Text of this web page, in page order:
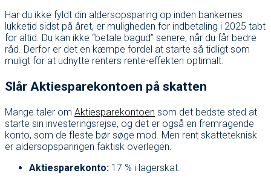
Har du ikke fyldt din aldersopsparing op inden bankernes
lukketid sidst på året, er muligheden for indbetaling i 2025 tabt
for altid. Du kan ikke “betale bagud” senere, når du får bedre
råd. Derfor er det en kæmpe fordel at starte så tidligt som
muligt for at udnytte renters rente-effekten optimalt.
Slår Aktiesparekontoen på skatten
Mange taler om Aktiesparekontoen som det bedste sted at
starte sin investeringsrejse, og det er også en fremragende
konto, som de fleste bør søge mod. Men rent skatteteknisk
er aldersopsparingen faktisk overlegen.
Aktiesparekonto: 17 % i lagerskat.